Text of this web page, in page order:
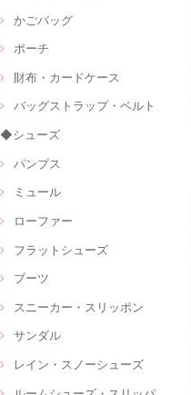
かごバッグ
ポーチ
財布・カードケース
バッグストラップ・ベルト
◆シューズ
パンプス
ミュール
ローファー
フラットシューズ
ブーツ
スニーカー・スリッポン
サンダル
レイン・スノーシューズ